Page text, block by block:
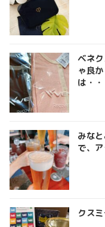
ベネ
ゃ良
は・・
みな
で、
クス